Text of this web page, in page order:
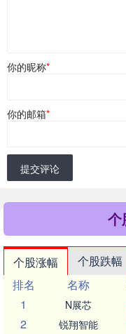
你的昵称*
你的邮箱*
提交评论
个
个股涨幅 个股跌幅
排名
名称
1
N展芯
2 锐翔智能